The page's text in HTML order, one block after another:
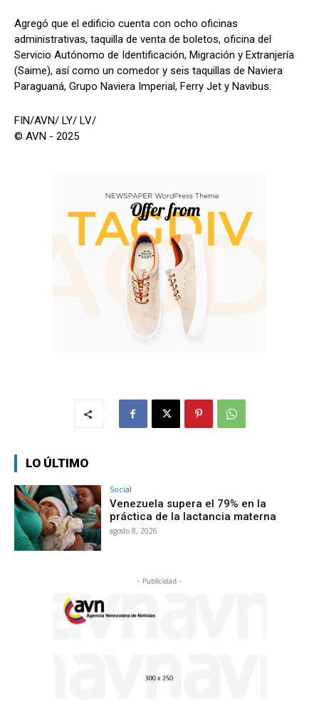
Agregó que el edificio cuenta con ocho oficinas
administrativas, taquilla de venta de boletos, oficina del
Servicio Autónomo de Identificación, Migración y Extranjería
(Saime), así como un comedor y seis taquillas de Naviera
Paraguaná, Grupo Naviera Imperial, Ferry Jet y Navibus.
FIN/AVN/ LY/ LV/
© AVN - 2025
LO ÚLTIMO
Social
Venezuela supera el 79% en la
práctica de la lactancia materna
agosto 8, 2026
- Publicidad -